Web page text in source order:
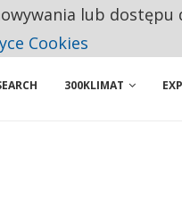
300KLIMAT
lub
Cookies